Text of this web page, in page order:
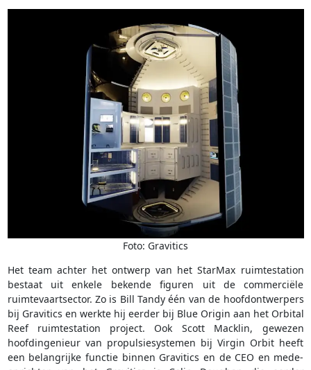
Foto: Gravitics
Het team achter het ontwerp van het StarMax ruimtestation
bestaat uit enkele bekende figuren uit de commerciële
ruimtevaartsector. Zo is Bill Tandy één van de hoofdontwerpers
bij Gravitics en werkte hij eerder bij Blue Origin aan het Orbital
Reef ruimtestation project. Ook Scott Macklin, gewezen
hoofdingenieur van propulsiesystemen bij Virgin Orbit heeft
een belangrijke functie binnen Gravitics en de CEO en mede-